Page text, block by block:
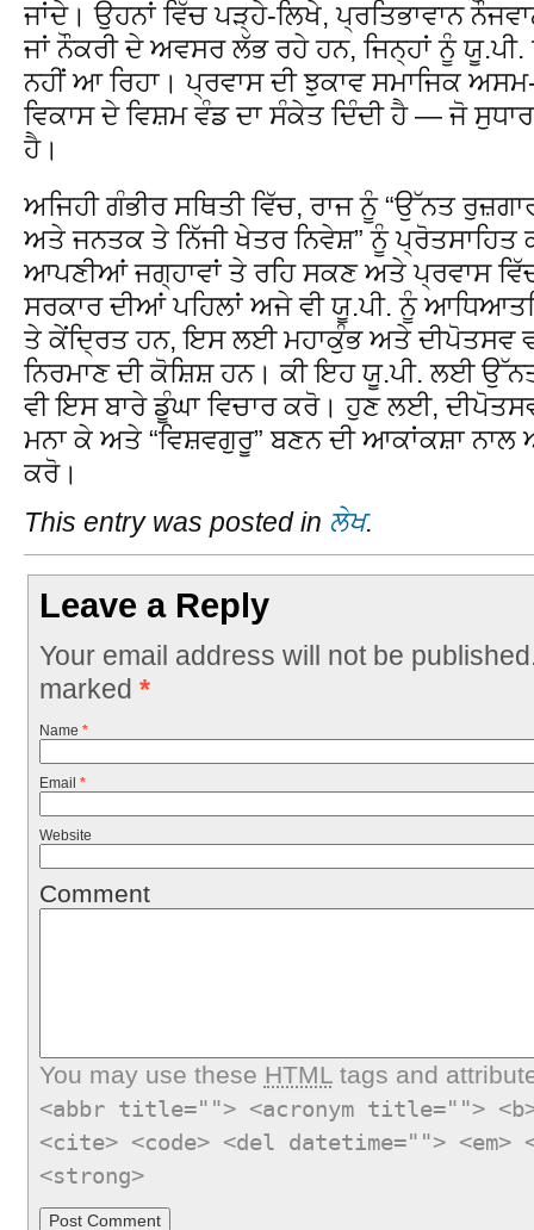
ਜਾਂਦੇ। ਉਹਨਾਂ ਵਿੱਚ ਪੜ੍ਹੇ-ਲਿਖੇ, ਪ੍ਰਤਿਭਾਵਾਨ
ਜਾਂ ਨੌਕਰੀ ਦੇ ਅਵਸਰ ਲੱਭ ਰਹੇ ਹਨ, ਜਿਨ੍ਹਾਂ ਨੂੰ
ਨਹੀਂ ਆ ਰਿਹਾ। ਪ੍ਰਵਾਸ ਦੀ ਝੁਕਾਵ ਸਮਾਜਿਕ
ਵਿਕਾਸ ਦੇ ਵਿਸ਼ਮ ਵੰਡ ਦਾ ਸੰਕੇਤ ਦਿੰਦੀ ਹੈ — ਜੋ
ਹੈ।
ਅਜਿਹੀ ਗੰਭੀਰ ਸਥਿਤੀ ਵਿੱਚ, ਰਾਜ ਨੂੰ “ਉੱਨਤ
ਅਤੇ ਜਨਤਕ ਤੇ ਨਿੱਜੀ ਖੇਤਰ ਨਿਵੇਸ਼” ਨੂੰ ਪ੍ਰੋਤਸਾਹਿਤ
ਆਪਣੀਆਂ ਜਗ੍ਹਾਵਾਂ ਤੇ ਰਹਿ ਸਕਣ ਅਤੇ ਪ੍ਰਵਾਸ
ਸਰਕਾਰ ਦੀਆਂ ਪਹਿਲਾਂ ਅਜੇ ਵੀ ਯੂ.ਪੀ. ਨੂੰ
ਤੇ ਕੇਂਦ੍ਰਿਤ ਹਨ, ਇਸ ਲਈ ਮਹਾਕੁੰਭ ਅਤੇ ਦੀਪੋਤਸਵ
ਨਿਰਮਾਣ ਦੀ ਕੋਸ਼ਿਸ਼ ਹਨ। ਕੀ ਇਹ ਯੂ.ਪੀ. ਲਈ
ਵੀ ਇਸ ਬਾਰੇ ਡੂੰਘਾ ਵਿਚਾਰ ਕਰੋ। ਹੁਣ ਲਈ,
ਮਨਾ ਕੇ ਅਤੇ “ਵਿਸ਼ਵਗੁਰੂ” ਬਣਨ ਦੀ ਆਕਾਂਕਸ਼ਾ
ਕਰੋ।
This entry was posted in ਲੇਖ.
Leave a Reply
Your email address will not be
marked *
Name *
Email *
Website
Comment
You may use these HTMLtags and
<abbr title=""> <acronym title="">
<cite> <code> <del datetime="">
<strong>